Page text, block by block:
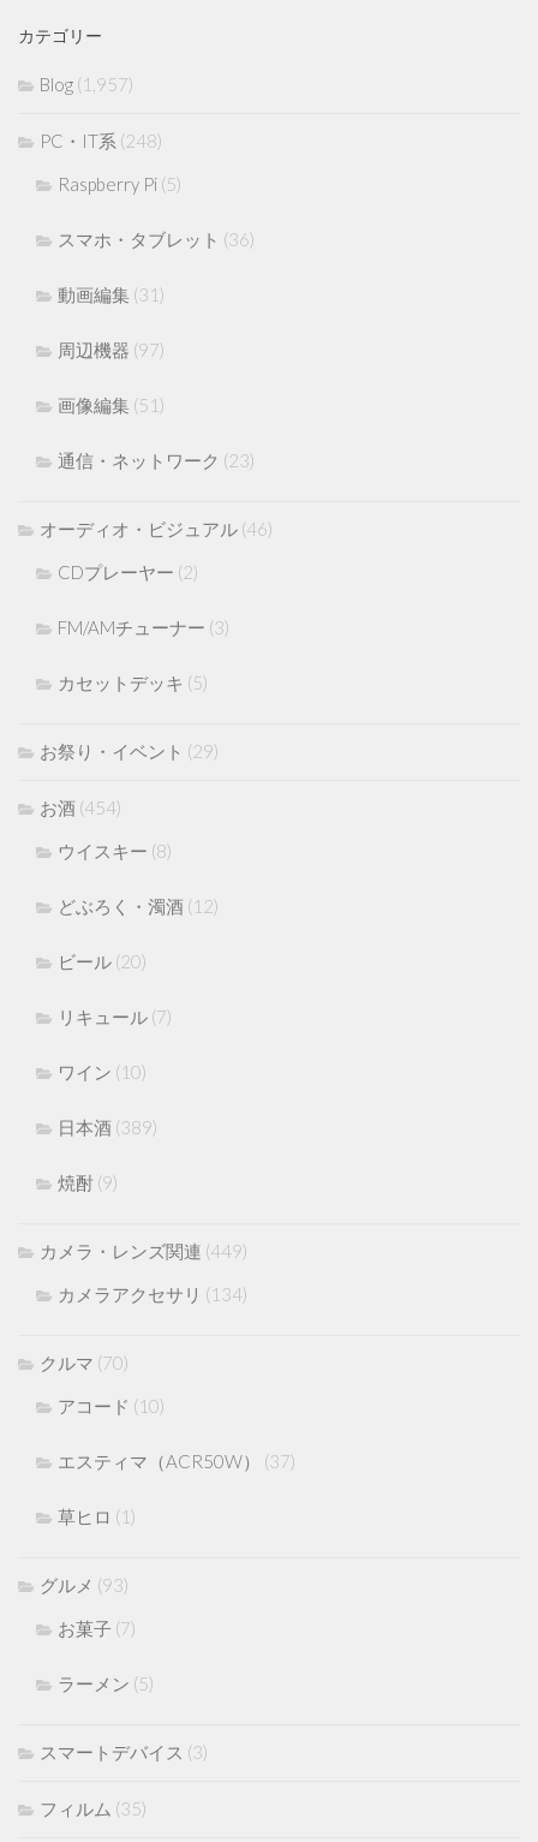
カテゴリー
Blog (1,957)
PC・IT系 (248)
Raspberry Pi (5)
スマホ・タブレット (36)
動画編集 (31)
周辺機器 (97)
画像編集 (51)
通信・ネットワーク (23)
オーディオ・ビジュアル (46)
CDプレーヤー (2)
FM/AMチューナー (3)
カセットデッキ (5)
お祭り・イベント (29)
お酒 (454)
ウイスキー (8)
どぶろく・濁酒 (12)
ビール (20)
リキュール (7)
ワイン (10)
日本酒 (389)
焼酎 (9)
カメラ・レンズ関連 (449)
カメラアクセサリ (134)
クルマ (70)
アコード (10)
エスティマ（ACR50W） (37)
草ヒロ (1)
グルメ (93)
お菓子 (7)
ラーメン (5)
スマートデバイス (3)
フィルム (35)